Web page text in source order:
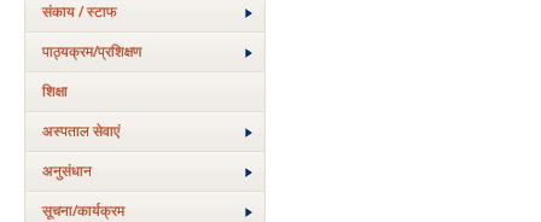
संकाय / स्टाफ
पाठ्यक्रम/प्रशिक्षण
शिक्षा
अस्‍पताल सेवाएं
अनुसंधान
सूचना/कार्यक्रम